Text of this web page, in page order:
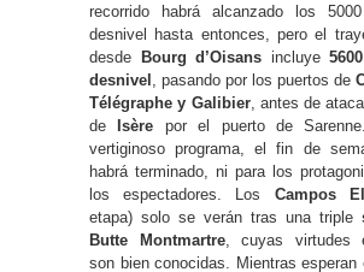
recorrido habrá alcanzado los
desnivel hasta entonces, pero el
desde
Bourg d’Oisans incluye
desnivel
, pasando por los puertos de
Télégraphe y Galibier, antes de
de
Isère por el puerto de
vertiginoso programa, el fin de
habrá terminado, ni para los
los espectadores. Los Campos
etapa) solo se verán tras una triple
Butte Montmartre, cuyas virtudes
son bien conocidas. Mientras esperan